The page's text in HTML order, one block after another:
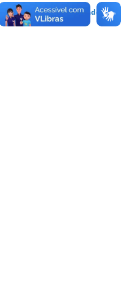
os direitos reservados.